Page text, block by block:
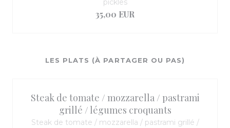
pickles
35,00 EUR
LES PLATS (À PARTAGER OU PAS)
Steak de tomate / mozzarella / pastrami
grillé / légumes croquants
Steak de tomate / mozzarella / pastrami grillé /